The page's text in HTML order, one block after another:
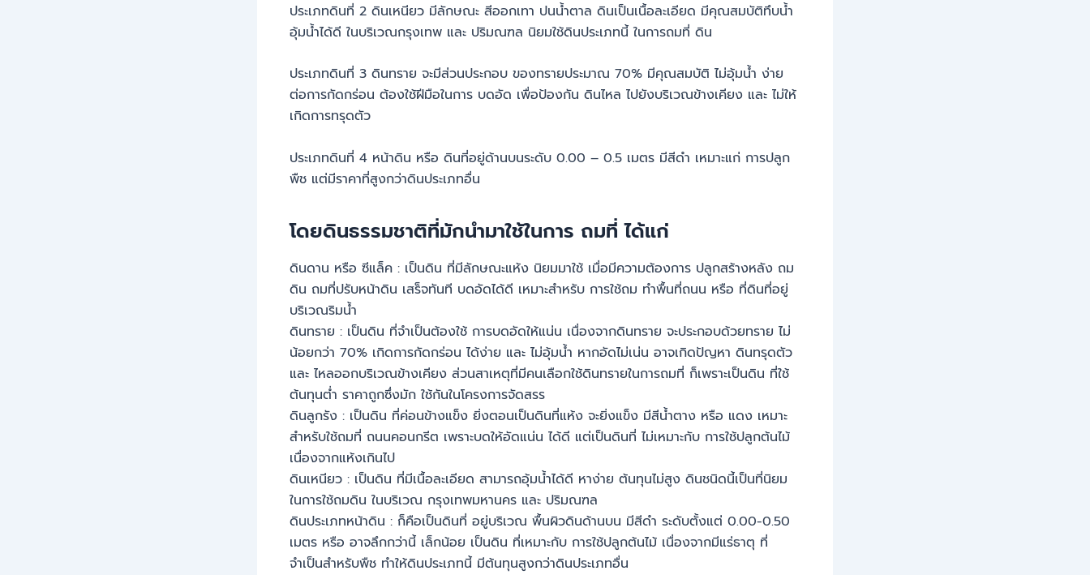
ประเภทดินที่ 2 ดินเหนียว มีลักษณะ สีออกเทา ปนน้ำตาล ดินเป็นเนื้อละเอียด มีคุณสมบัติทึบน้ำ
อุ้มน้ำได้ดี ในบริเวณกรุงเทพ และ ปริมณฑล นิยมใช้ดินประเภทนี้ ในการถมที่ ดิน
ประเภทดินที่ 3 ดินทราย จะมีส่วนประกอบ ของทรายประมาณ 70% มีคุณสมบัติ ไม่อุ้มน้ำ ง่าย
ต่อการกัดกร่อน ต้องใช้ฝีมือในการ บดอัด เพื่อป้องกัน ดินไหล ไปยังบริเวณข้างเคียง และ ไม่ให้
เกิดการทรุดตัว
ประเภทดินที่ 4 หน้าดิน หรือ ดินที่อยู่ด้านบนระดับ 0.00 – 0.5 เมตร มีสีดำ เหมาะแก่ การปลูก
พืช แต่มีราคาที่สูงกว่าดินประเภทอื่น
โดยดินธรรมชาติที่มักนำมาใช้ในการ ถมที่ ได้แก่
ดินดาน หรือ ซีแล็ค : เป็นดิน ที่มีลักษณะแห้ง นิยมมาใช้ เมื่อมีความต้องการ ปลูกสร้างหลัง ถม
ดิน ถมที่ปรับหน้าดิน เสร็จทันที บดอัดได้ดี เหมาะสำหรับ การใช้ถม ทำพื้นที่ถนน หรือ ที่ดินที่อยู่
บริเวณริมน้ำ
ดินทราย : เป็นดิน ที่จำเป็นต้องใช้ การบดอัดให้แน่น เนื่องจากดินทราย จะประกอบด้วยทราย ไม่
น้อยกว่า 70% เกิดการกัดกร่อน ได้ง่าย และ ไม่อุ้มน้ำ หากอัดไม่เน่น อาจเกิดปัญหา ดินทรุดตัว
และ ไหลออกบริเวณข้างเคียง ส่วนสาเหตุที่มีคนเลือกใช้ดินทรายในการถมที่ ก็เพราะเป็นดิน ที่ใช้
ต้นทุนต่ำ ราคาถูกซึ่งมัก ใช้กันในโครงการจัดสรร
ดินลูกรัง : เป็นดิน ที่ค่อนข้างแข็ง ยิ่งตอนเป็นดินที่แห้ง จะยิ่งแข็ง มีสีน้ำตาง หรือ แดง เหมาะ
สำหรับใช้ถมที่ ถนนคอนกรีต เพราะบดให้อัดแน่น ได้ดี แต่เป็นดินที่ ไม่เหมาะกับ การใช้ปลูกต้นไม้
เนื่องจากแห้งเกินไป
ดินเหนียว : เป็นดิน ที่มีเนื้อละเอียด สามารถอุ้มน้ำได้ดี หาง่าย ต้นทุนไม่สูง ดินชนิดนี้เป็นที่นิยม
ในการใช้ถมดิน ในบริเวณ กรุงเทพมหานคร และ ปริมณฑล
ดินประเภทหน้าดิน : ก็คือเป็นดินที่ อยู่บริเวณ พื้นผิวดินด้านบน มีสีดำ ระดับตั้งแต่ 0.00-0.50
เมตร หรือ อาจลึกกว่านี้ เล็กน้อย เป็นดิน ที่เหมาะกับ การใช้ปลูกต้นไม้ เนื่องจากมีแร่ธาตุ ที่
จำเป็นสำหรับพืช ทำให้ดินประเภทนี้ มีต้นทุนสูงกว่าดินประเภทอื่น